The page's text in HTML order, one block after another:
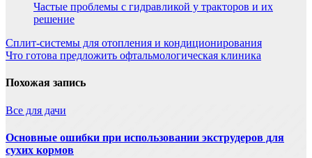
Частые проблемы с гидравликой у тракторов и их
решение
Навигация
по
записям
Сплит-системы для отопления и кондиционирования
Что готова предложить офтальмологическая клиника
Похожая запись
Все для дачи
Основные ошибки при использовании экструдеров для
сухих кормов